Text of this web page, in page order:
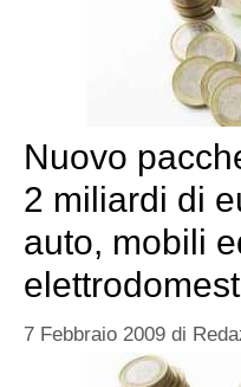
Nuovo
2 miliardi di
auto, mobili
7 Febbraio 2009 di